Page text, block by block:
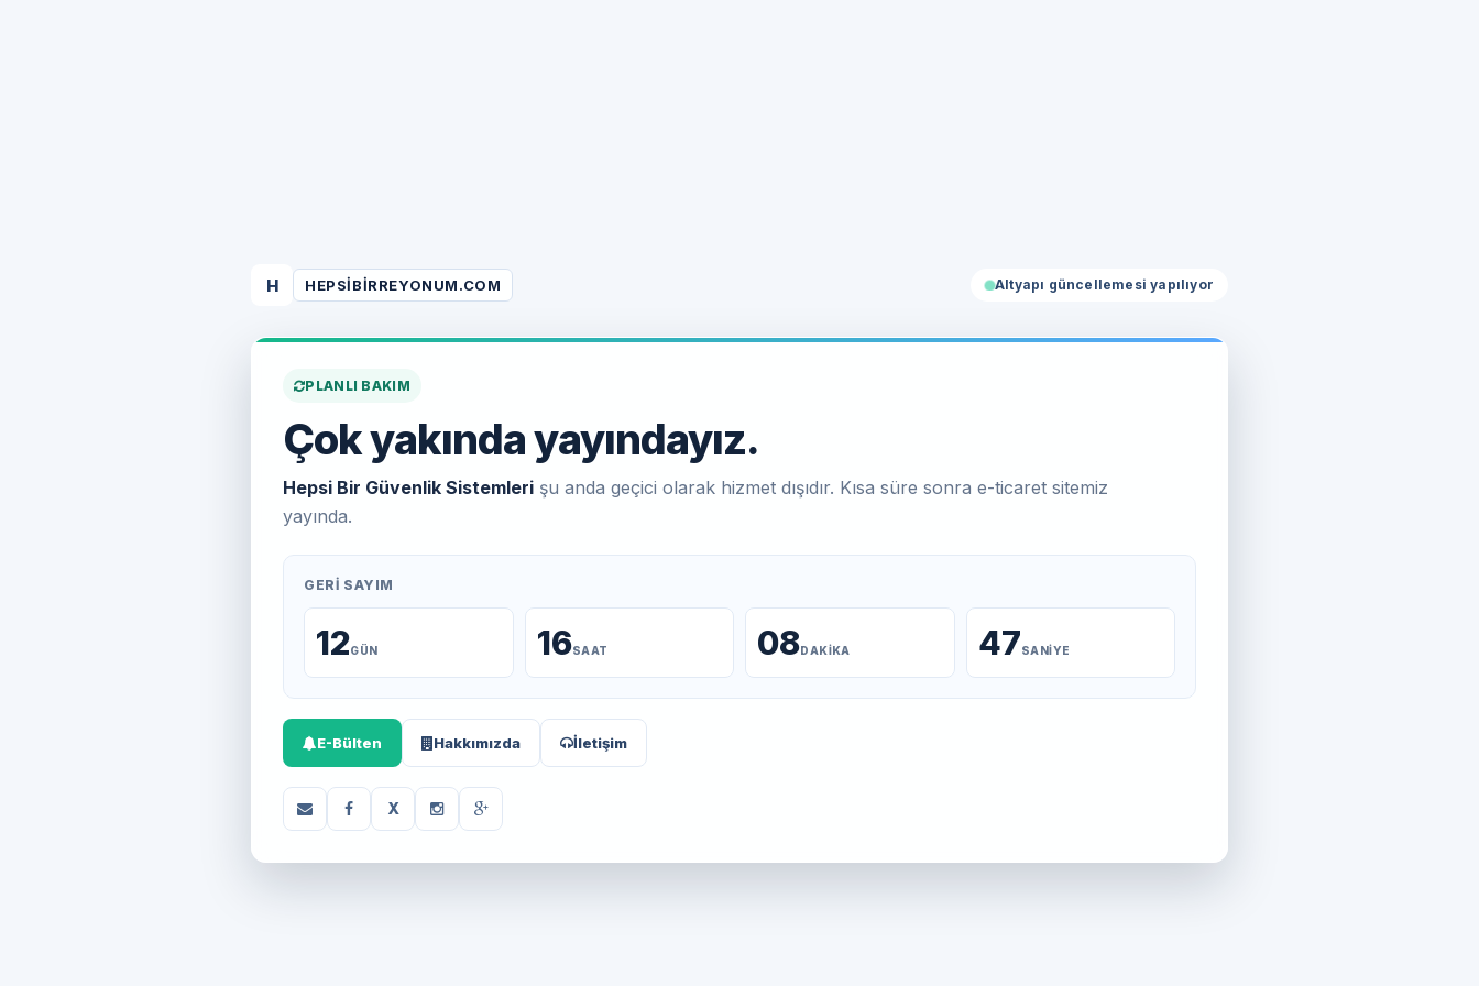
H HEPSIBIRREYONUM.COM Altyapı güncellemesi yapılıyor
PLANLI BAKIM
Çok yakında yayındayız.
Hepsi Bir Güvenlik Sistemleri şu anda geçici olarak hizmet dışıdır. Kısa süre sonra e-ticaret sitemiz
yayında.
GERI SAYIM
12GÜN 16SAAT 08DAKIKA 47SANIYE
E-Bülten Hakkımızda İletişim
X